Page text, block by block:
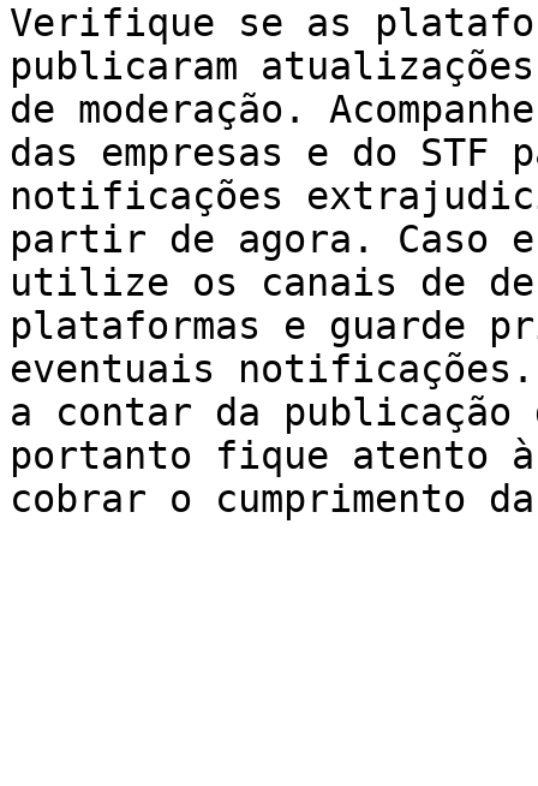
Verifique se as
publicaram
de moderação.
das empresas e do STF
notificações
partir de agora. Caso
utilize os canais de
plataformas e guarde
eventuais notificações.
a contar da publicação
portanto fique atento
cobrar o cumprimento